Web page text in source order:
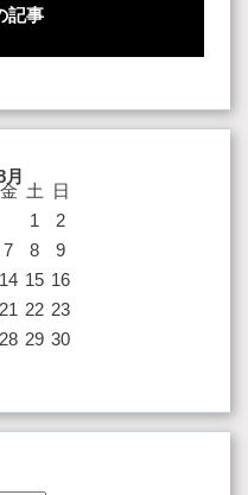
記事
金 土
日
1
2
7 8
9
14 15 16
21 22 23
28 29 30